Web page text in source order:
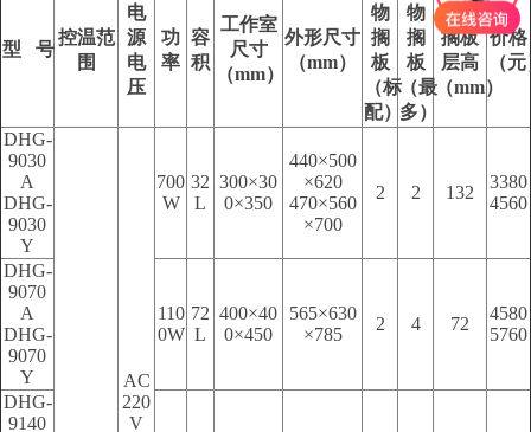
型 号
控温范
围
电
源
电
压
功
率
容
积
工作室
尺寸
（mm）
外形尺寸
（mm）
物
搁
板
（标
配）
物
搁
板
（最
多）
载物
搁板
层高
（mm）
价格
（
DHG-
9030
A
DHG-
9030
Y
AC
220
V
700
W
32
L
300×30
0×350
440×500
×620
470×560
×700
2 2 132
3380
4560
DHG-
9070
A
DHG-
9070
Y
110
0W
72
L
400×40
0×450
565×630
×785
2 4 72
4580
5760
DHG-
9140